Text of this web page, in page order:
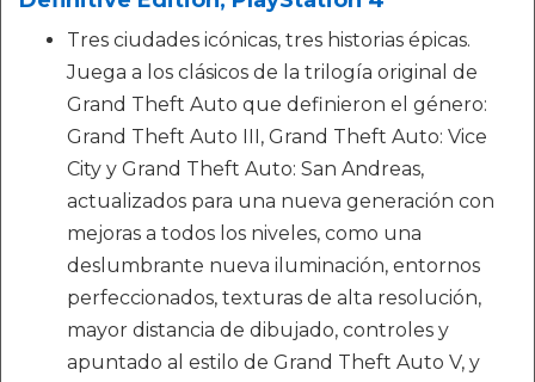
Tres ciudades icónicas, tres historias épicas.
Juega a los clásicos de la trilogía original de
Grand Theft Auto que definieron el género:
Grand Theft Auto III, Grand Theft Auto: Vice
City y Grand Theft Auto: San Andreas,
actualizados para una nueva generación con
mejoras a todos los niveles, como una
deslumbrante nueva iluminación, entornos
perfeccionados, texturas de alta resolución,
mayor distancia de dibujado, controles y
apuntado al estilo de Grand Theft Auto V, y